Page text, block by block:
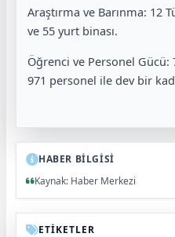
Araştırma ve Barınma: 12
ve 55 yurt binası.
Öğrenci ve Personel
971 personel ile dev bir
HABER BİLGİSİ
Kaynak: Haber Merkezi
ETİKETLER